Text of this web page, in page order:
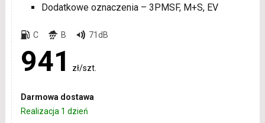
Dodatkowe oznaczenia – 3PMSF, M+S, EV
C B 71dB
941 zł/szt.
Darmowa dostawa
Realizacja 1 dzień